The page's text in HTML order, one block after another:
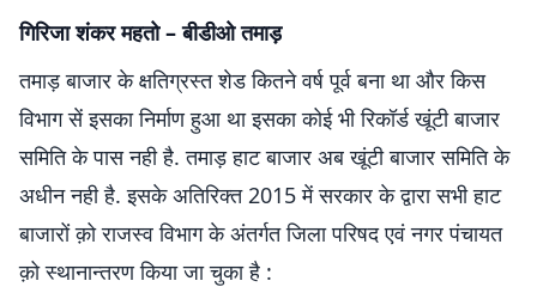
गिरिजा शंकर महतो – बीडीओ तमाड़
तमाड़ बाजार के क्षतिग्रस्त शेड कितने वर्ष पूर्व बना था और किस
विभाग सें इसका निर्माण हुआ था इसका कोई भी रिकॉर्ड खूंटी बाजार
समिति के पास नही है. तमाड़ हाट बाजार अब खूंटी बाजार समिति के
अधीन नही है. इसके अतिरिक्त 2015 में सरकार के द्वारा सभी हाट
बाजारों क़ो राजस्व विभाग के अंतर्गत जिला परिषद एवं नगर पंचायत
क़ो स्थानान्तरण किया जा चुका है :